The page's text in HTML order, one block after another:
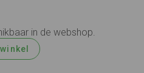
in de webshop.